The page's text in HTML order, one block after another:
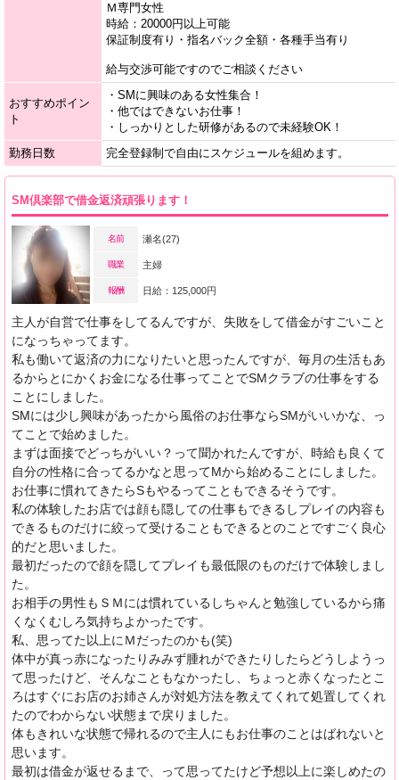
Ｍ専門女性
時給：20000円以上可能
保証制度有り・指名バック全額・各種手当有り
給与交渉可能ですのでご相談ください
おすすめポイン
ト
・SMに興味のある女性集合！
・他ではできないお仕事！
・しっかりとした研修があるので未経験OK！
勤務日数
完全登録制で自由にスケジュールを組めます。
SM倶楽部で借金返済頑張ります！
名前 瀬名(27)
職業 主婦
報酬 日給：125,000円
主人が自営で仕事をしてるんですが、失敗をして借金がすごいこと
になっちゃってます。
私も働いて返済の力になりたいと思ったんですが、毎月の生活もあ
るからとにかくお金になる仕事ってことでSMクラブの仕事をする
ことにしました。
SMには少し興味があったから風俗のお仕事ならSMがいいかな、っ
てことで始めました。
まずは面接でどっちがいい？って聞かれたんですが、時給も良くて
自分の性格に合ってるかなと思ってMから始めることにしました。
お仕事に慣れてきたらSもやるってこともできるそうです。
私の体験したお店では顔も隠しての仕事もできるしプレイの内容も
できるものだけに絞って受けることもできるとのことですごく良心
的だと思いました。
最初だったので顔を隠してプレイも最低限のものだけで体験しまし
た。
お相手の男性もＳＭには慣れているしちゃんと勉強しているから痛
くなくむしろ気持ちよかったです。
私、思ってた以上にＭだったのかも(笑)
体中が真っ赤になったりみみず腫れができたりしたらどうしようっ
て思ったけど、そんなこともなかったし、ちょっと赤くなったとこ
ろはすぐにお店のお姉さんが対処方法を教えてくれて処置してくれ
たのでわからない状態まで戻りました。
体もきれいな状態で帰れるので主人にもお仕事のことはばれないと
思います。
最初は借金が返せるまで、って思ってたけど予想以上に楽しめたの